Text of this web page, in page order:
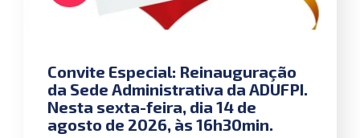
Convite Especial: Reinauguração
da Sede Administrativa da ADUFPI.
Nesta sexta-feira, dia 14 de
agosto de 2026, às 16h30min.